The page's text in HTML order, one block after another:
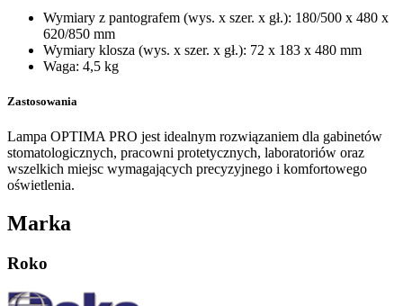
Wymiary z pantografem (wys. x szer. x gł.): 180/500 x 480 x
620/850 mm
Wymiary klosza (wys. x szer. x gł.): 72 x 183 x 480 mm
Waga: 4,5 kg
Zastosowania
Lampa OPTIMA PRO jest idealnym rozwiązaniem dla gabinetów
stomatologicznych, pracowni protetycznych, laboratoriów oraz
wszelkich miejsc wymagających precyzyjnego i komfortowego
oświetlenia.
Marka
Roko